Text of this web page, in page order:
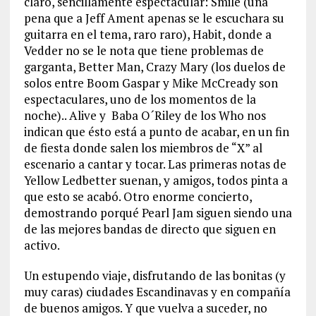
pena que a Jeff Ament apenas se le escuchara su
guitarra en el tema, raro raro), Habit, donde a
Vedder no se le nota que tiene problemas de
garganta, Better Man, Crazy Mary (los duelos de
solos entre Boom Gaspar y Mike McCready son
espectaculares, uno de los momentos de la
noche).. Alive y Baba O´Riley de los Who nos
indican que ésto está a punto de acabar, en un fin
de fiesta donde salen los miembros de “X” al
escenario a cantar y tocar. Las primeras notas de
Yellow Ledbetter suenan, y amigos, todos pinta a
que esto se acabó. Otro enorme concierto,
demostrando porqué Pearl Jam siguen siendo una
de las mejores bandas de directo que siguen en
activo.
Un estupendo viaje, disfrutando de las bonitas (y
muy caras) ciudades Escandinavas y en compañía
de buenos amigos. Y que vuelva a suceder, no